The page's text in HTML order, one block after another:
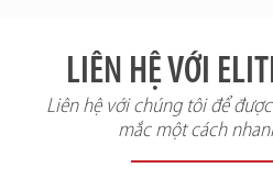
LIÊN HỆ VỚI
Liên hệ với chúng tôi để
mắc một cách